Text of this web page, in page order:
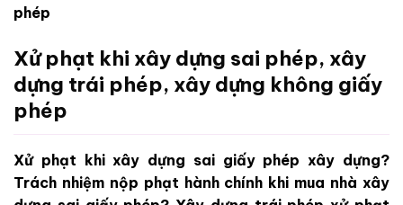
phép
Xử phạt khi xây dựng sai phép, xây
dựng trái phép, xây dựng không giấy
phép
Xử phạt khi xây dựng sai giấy phép xây dựng?
Trách nhiệm nộp phạt hành chính khi mua nhà xây